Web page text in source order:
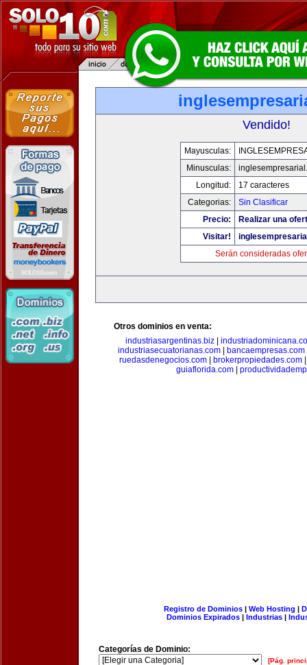
Vendido!
Mayusculas:
Minusculas:
Longitud:
17 caracteres
Categorias:
Sin Clasificar
Precio:
Realizar una
Visitar!
Serán consideradas
Otros dominios en venta:
industriasargentinas.biz
industriasecuatorianas.com
bancaempresas.com
ruedasdenegocios.com| brokerpropiedades.com
guiaflorida.com
Registro de Dominios| Web Hosting |
Dominios Expirados | Industrias |
Categorías de Dominio:
[Pág.